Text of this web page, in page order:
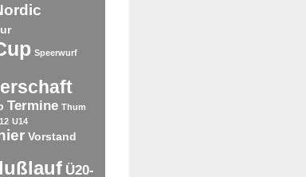
Speerwurf
Termine Thum
U14
Vorstand
Ü20-